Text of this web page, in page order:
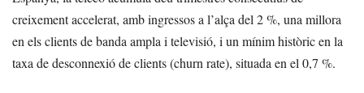
creixement accelerat, amb ingressos a l’alça del 2 %, una millora
en els clients de banda ampla i televisió, i un mínim històric en la
taxa de desconnexió de clients (churn rate), situada en el 0,7 %.